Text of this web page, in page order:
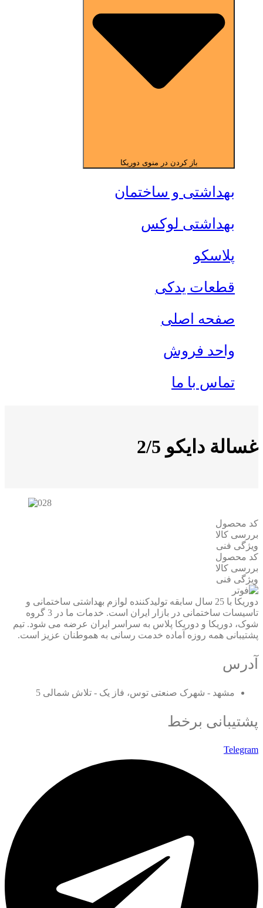
باز کردن در منوی دوریکا
بهداشتی و ساختمان
بهداشتی لوکس
پلاسکو
قطعات یدکی
صفحه اصلی
واحد فروش
تماس با ما
غسالة دایکو 2/5
کد محصول
بررسی کالا
ویژگی فنی
کد محصول
بررسی کالا
ویژگی فنی
دوریکا با 25 سال سابقه تولیدکننده لوازم بهداشتی ساختمانی و
تاسیسات ساختمانی در بازار ایران است. خدمات ما در 3 گروه
شوک، دوریکا و دوریکا پلاس به سراسر ایران عرضه می شود. تیم
پشتیبانی همه روزه آماده خدمت رسانی به هموطنان عزیز است.
آدرس
مشهد - شهرک صنعتی توس، فاز یک - تلاش شمالی 5
پشتیبانی برخط
Telegram